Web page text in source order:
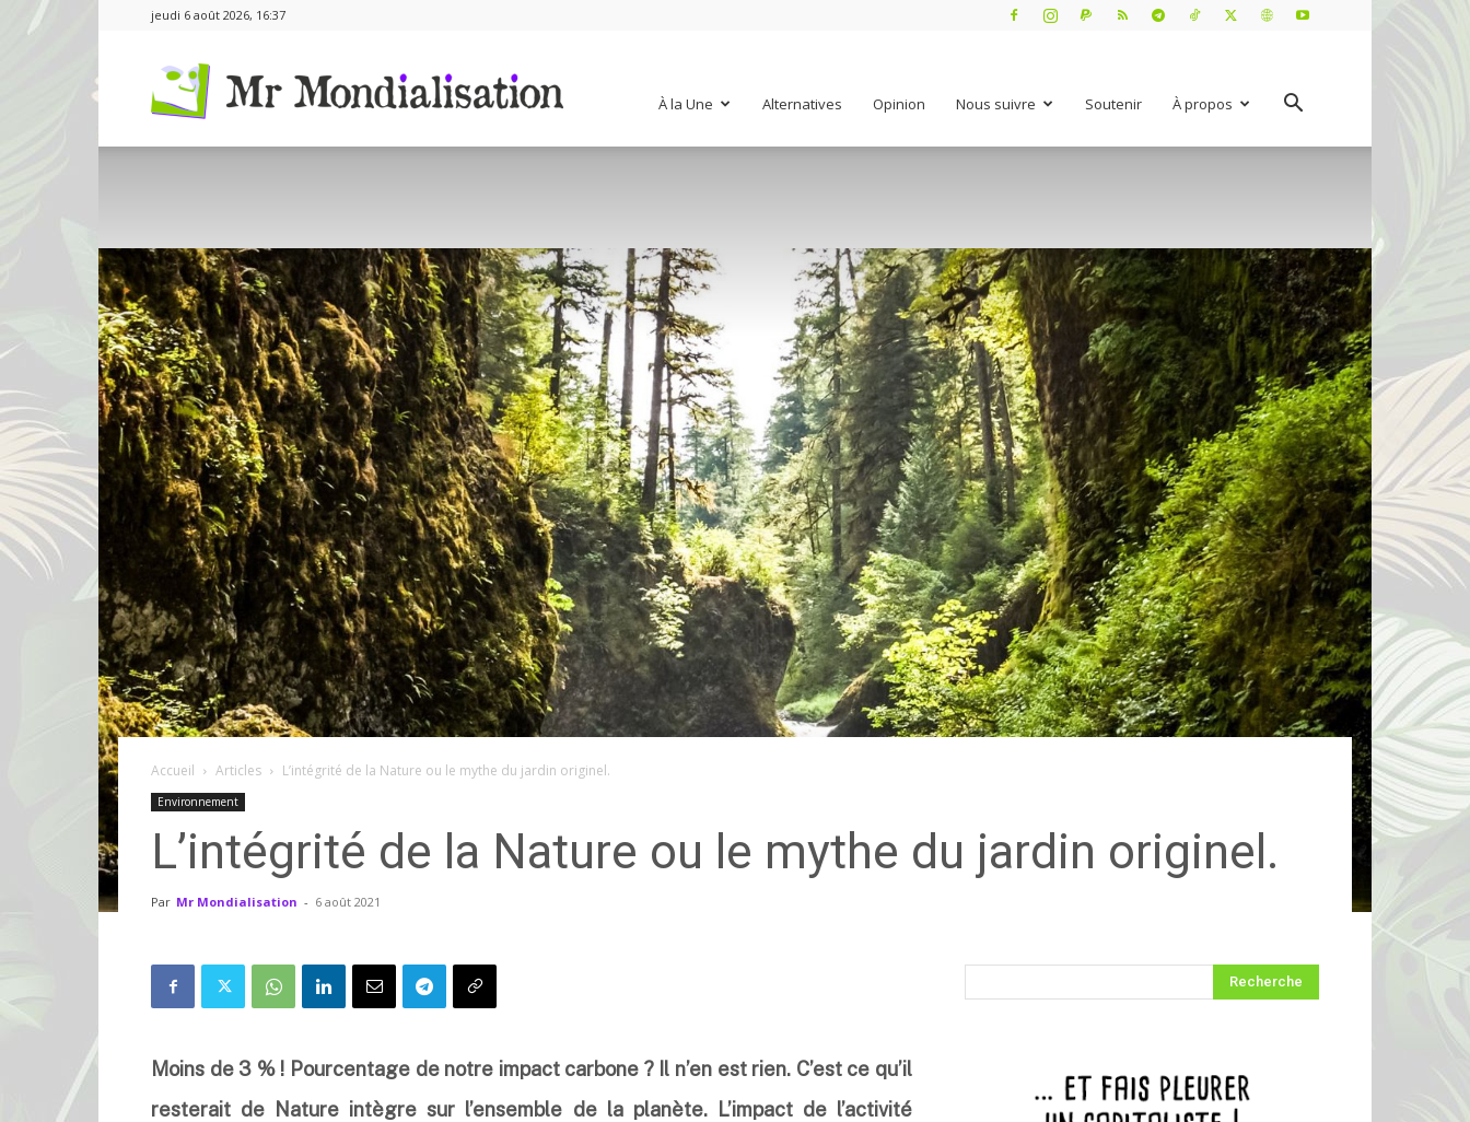
jeudi 6 août 2026, 16:37
À la Une Alternatives Opinion Nous suivre Soutenir À propos
Accueil Articles L’intégrité de la Nature ou le mythe du jardin originel.
Environnement
L’intégrité de la Nature ou le mythe du jardin originel.
Par Mr Mondialisation - 6 août 2021
Moins de 3 % ! Pourcentage de notre impact carbone ? Il n’en est rien. C’est ce qu’il
resterait de Nature intègre sur l’ensemble de la planète. L’impact de l’activité